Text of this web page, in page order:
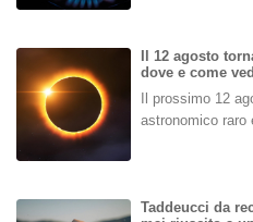
Il 12 agosto
dove e come
Il prossimo 12
astronomico raro
Taddeucci da